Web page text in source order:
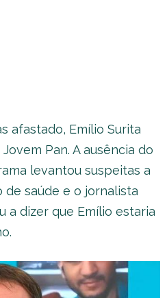
afastado, Emílio Surita
Pan. A ausência do
levantou suspeitas a
saúde e o jornalista
a dizer que Emílio estaria